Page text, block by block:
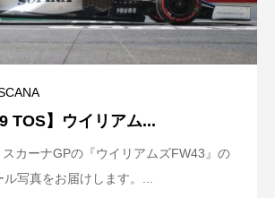
TOS】ウイリアム...
カーナGPの『ウイリアムズFW43』の
ル写真をお届けします。...